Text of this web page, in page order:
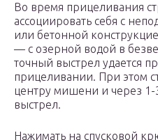
Во время прицеливания
ассоциировать себя с
или бетонной
— с озерной водой в
точный выстрел удается
прицеливании. При этом
центру мишени и через 1-
выстрел.
Нажимать на спусковой